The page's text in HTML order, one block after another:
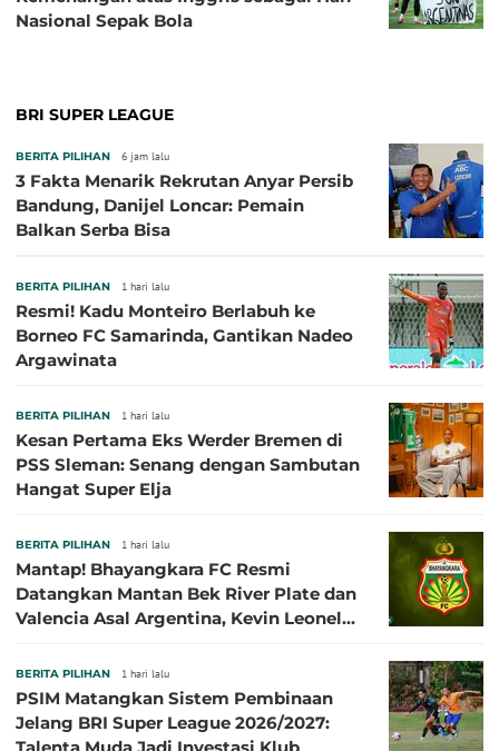
Nasional Sepak Bola
BRI SUPER LEAGUE
BERITA PILIHAN 6 jam lalu
3 Fakta Menarik Rekrutan Anyar Persib
Bandung, Danijel Loncar: Pemain
Balkan Serba Bisa
BERITA PILIHAN 1 hari lalu
Resmi! Kadu Monteiro Berlabuh ke
Borneo FC Samarinda, Gantikan Nadeo
Argawinata
BERITA PILIHAN 1 hari lalu
Kesan Pertama Eks Werder Bremen di
PSS Sleman: Senang dengan Sambutan
Hangat Super Elja
BERITA PILIHAN 1 hari lalu
Mantap! Bhayangkara FC Resmi
Datangkan Mantan Bek River Plate dan
Valencia Asal Argentina, Kevin Leonel
BERITA PILIHAN 1 hari lalu
PSIM Matangkan Sistem Pembinaan
Jelang BRI Super League 2026/2027:
Talenta Muda Jadi Investasi Klub